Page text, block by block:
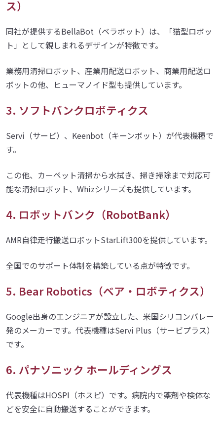
ス）
同社が提供するBellaBot（ベラボット）は、「猫型ロボッ
ト」として親しまれるデザインが特徴です。
業務用清掃ロボット、産業用配送ロボット、商業用配送ロ
ボットの他、ヒューマノイド型も提供しています。
3. ソフトバンクロボティクス
Servi（サービ）、Keenbot（キーンボット）が代表機種で
す。
この他、カーペット清掃から水拭き、掃き掃除まで対応可
能な清掃ロボット、Whizシリーズも提供しています。
4. ロボットバンク（RobotBank）
AMR自律走行搬送ロボットStarLift300を提供しています。
全国でのサポート体制を構築している点が特徴です。
5. Bear Robotics（ベア・ロボティクス）
Google出身のエンジニアが設立した、米国シリコンバレー
発のメーカーです。代表機種はServi Plus（サービプラス）
です。
6. パナソニック ホールディングス
代表機種はHOSPI（ホスピ）です。病院内で薬剤や検体な
どを安全に自動搬送することができます。